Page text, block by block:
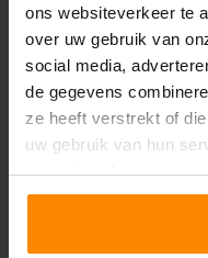
ons websiteverkeer te
over uw gebruik van
social media,
de gegevens
ze heeft verstrekt of
uw gebruik van hun
accepteren!
1.850 mm & 2.700
Aantal niveaus:
3
Kleur staanders:
Blauw
Draagkracht per